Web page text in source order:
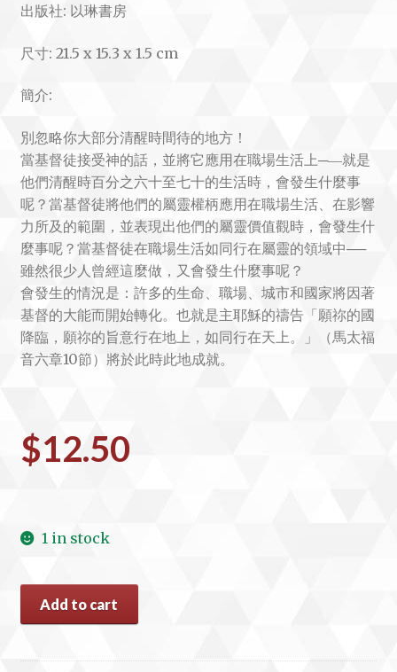
出版社: 以琳書房
尺寸: 21.5 x 15.3 x 1.5 cm
簡介:
別忽略你大部分清醒時間待的地方！
當基督徒接受神的話，並將它應用在職場生活上─―就是
他們清醒時百分之六十至七十的生活時，會發生什麼事
呢？當基督徒將他們的屬靈權柄應用在職場生活、在影響
力所及的範圍，並表現出他們的屬靈價值觀時，會發生什
麼事呢？當基督徒在職場生活如同行在屬靈的領域中──
雖然很少人曾經這麼做，又會發生什麼事呢？
會發生的情況是：許多的生命、職場、城市和國家將因著
基督的大能而開始轉化。也就是主耶穌的禱告「願祢的國
降臨，願祢的旨意行在地上，如同行在天上。」（馬太福
音六章10節）將於此時此地成就。
$12.50
1 in stock
之
Add to cart